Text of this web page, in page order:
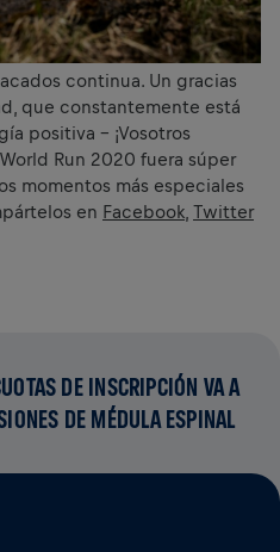
continua. Un gracias
que constantemente está
positiva – ¡Vosotros
Run 2020 fuera súper
momentos más especiales
en Facebook, Twitter
DE INSCRIPCIÓN VA A
DE MÉDULA ESPINAL